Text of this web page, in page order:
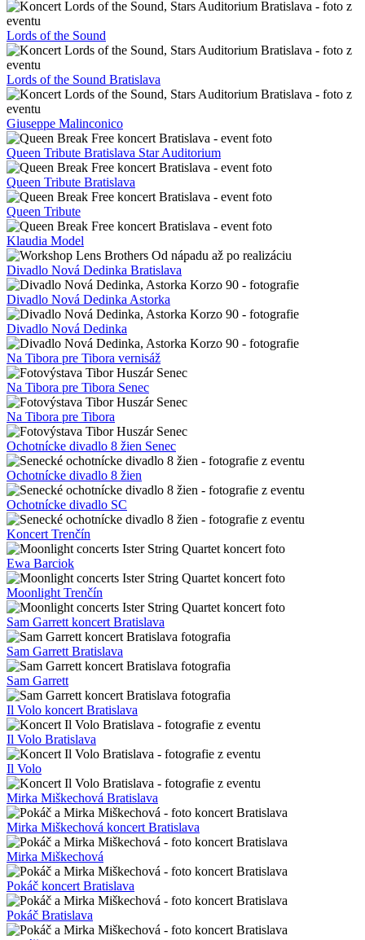
Lords of the Sound
Lords of the Sound Bratislava
Giuseppe Malinconico
Queen Tribute Bratislava Star Auditorium
Queen Tribute Bratislava
Queen Tribute
Klaudia Model
Divadlo Nová Dedinka Bratislava
Divadlo Nová Dedinka Astorka
Divadlo Nová Dedinka
Na Tibora pre Tibora vernisáž
Na Tibora pre Tibora Senec
Na Tibora pre Tibora
Ochotnícke divadlo 8 žien Senec
Ochotnícke divadlo 8 žien
Ochotnícke divadlo SC
Koncert Trenčín
Ewa Barciok
Moonlight Trenčín
Sam Garrett koncert Bratislava
Sam Garrett Bratislava
Sam Garrett
Il Volo koncert Bratislava
Il Volo Bratislava
Il Volo
Mirka Miškechová Bratislava
Mirka Miškechová koncert Bratislava
Mirka Miškechová
Pokáč koncert Bratislava
Pokáč Bratislava